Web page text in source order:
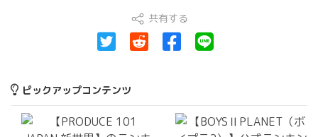
共有する
ピックアップコンテンツ